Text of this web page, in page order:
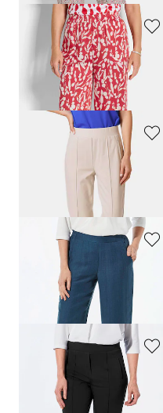
GOLDNER
Weite Hose VERA aus Viskose-Satin
159,00 CHF179,00 CHF
GOLDNER
119,00 CHF
179,00 CHF
GOLDNER
219,00 CHF